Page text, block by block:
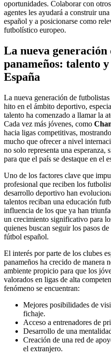
oportunidades. Colaborar con
agentes les ayudará a construir
español y a posicionarse como
futbolístico europeo.
La nueva
panameños: talento y
España
La nueva generación de
hito en el ámbito deportivo,
talento ha comenzado a llamar la
Cada vez más jóvenes, como
hacia ligas competitivas,
mucho que ofrecer a nivel
no solo representa una esperanza,
para que el país se destaque en el
Uno de los factores clave que
profesional que reciben los
desarrollo deportivo han
talentos reciban una educación
influencia de los que ya han
un crecimiento significativo para
quienes buscan seguir los pasos
fútbol español.
El interés por parte de los clubes
panameños ha crecido de manera
ambiente propicio para que los
valorados en ligas de alta
fenómeno se encuentran:
Mejores posibilidades de
fichaje.
Acceso a entrenadores de
Desarrollo de una
Creación de una red de
el extranjero.